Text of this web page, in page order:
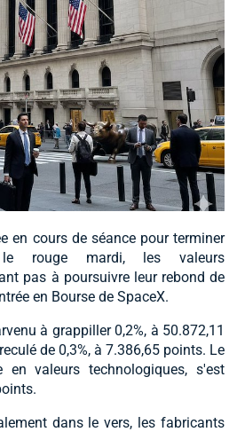
en cours de séance pour terminer
le rouge mardi, les valeurs
pas à poursuivre leur rebond de
en Bourse de SpaceX.
à grappiller 0,2%, à 50.872,11
de 0,3%, à 7.386,65 points. Le
en valeurs technologiques, s'est
dans le vers, les fabricants